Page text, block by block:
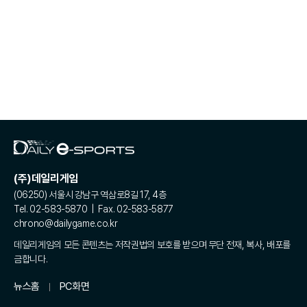
(주)데일리게임
(06250) 서울시 강남구 역삼로8길 17, 4층
Tel. 02-583-5870 | Fax. 02-583-5877
chrono@dailygame.co.kr
데일리게임의 모든 콘텐츠는 저작권법의 보호를 받으며 무단 전재, 복사, 배포를
금합니다.
뉴스홈 PC화면